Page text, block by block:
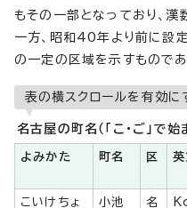
もその一部となっており、漢
一方、昭和40年より前に設
の一定の区域を示すものであ
表の横スクロールを有効に
名古屋の町名（「こ・ご」で始
よみかた 町名 区
こいけちょ
小池
名